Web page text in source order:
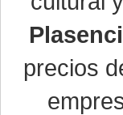
precios